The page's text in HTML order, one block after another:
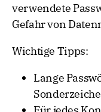
verwendete
Gefahr von
Wichtige Tipps:
Lange